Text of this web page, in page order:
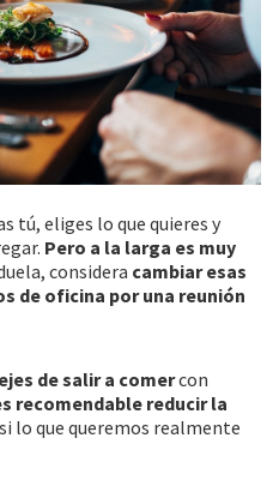
tú, eliges lo que quieres y
Pero a la larga es muy
considera cambiar esas
de oficina por una reunión
de salir a comercon
recomendable reducir la
lo que queremos realmente